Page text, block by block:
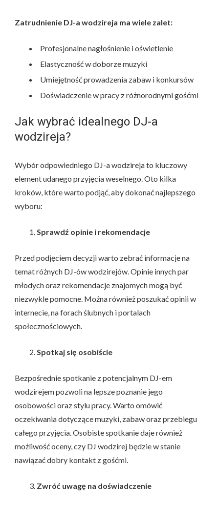
Zatrudnienie DJ-a wodzireja ma wiele zalet:
Profesjonalne nagłośnienie i oświetlenie
Elastyczność w doborze muzyki
Umiejętność prowadzenia zabaw i konkursów
Doświadczenie w pracy z różnorodnymi gośćmi
Jak wybrać idealnego DJ-a
wodzireja?
Wybór odpowiedniego DJ-a wodzireja to kluczowy
element udanego przyjęcia weselnego. Oto kilka
kroków, które warto podjąć, aby dokonać najlepszego
wyboru:
Sprawdź opinie i rekomendacje
Przed podjęciem decyzji warto zebrać informacje na
temat różnych DJ-ów wodzirejów. Opinie innych par
młodych oraz rekomendacje znajomych mogą być
niezwykle pomocne. Można również poszukać opinii w
internecie, na forach ślubnych i portalach
społecznościowych.
Spotkaj się osobiście
Bezpośrednie spotkanie z potencjalnym DJ-em
wodzirejem pozwoli na lepsze poznanie jego
osobowości oraz stylu pracy. Warto omówić
oczekiwania dotyczące muzyki, zabaw oraz przebiegu
całego przyjęcia. Osobiste spotkanie daje również
możliwość oceny, czy DJ wodzirej będzie w stanie
nawiązać dobry kontakt z gośćmi.
Zwróć uwagę na doświadczenie